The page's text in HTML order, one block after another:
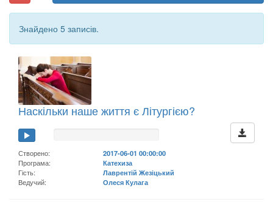
Знайдено 5 записів.
Наскільки наше життя є Літургією?
Створено:
2017-06-01 00:00:00
Програма:
Катехиза
Гість:
Лаврентій Жезіцький
Ведучий:
Олеся Кулага